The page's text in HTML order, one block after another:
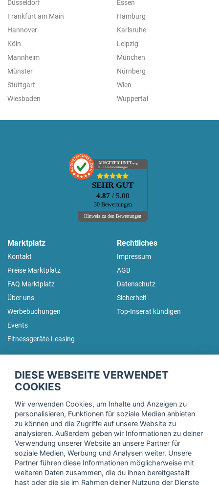
Düsseldorf
Essen
Frankfurt am Main
Hamburg
Hannover
Karlsruhe
Köln
Leipzig
Mannheim
München
Münster
Nürnberg
Stuttgart
Wien
Wiesbaden
Wuppertal
AUSGEZEICHNET.org
Kundenbewertungen
SEHR GUT
4.87 / 5.00
30 Bewertungen
Hinweis zu den Bewertungen
Marktplatz
Kontakt
Preise Marktplatz
FAQ Marktplatz
Über uns
Werbebuchungen
Events
Fitnessgeräte-Leasing
Rechtliches
Impressum
AGB
Datenschutz
Sicherheit
Top-Inserat kündigen
Trage dich hier für unseren Newsletter ein und erhalte regelmäßig
Ich stimme der Verarbeitung meiner Daten, wie in der
Einwilligungserklärungder fitnessmarkt.de services GmbH
beschrieben, zu und bestätige, dass ich das 16. Lebensjahr
vollendet habe. Ich kann diese Einwilligung jederzeit mit
DIESE WEBSEITE VERWENDET
COOKIES
Wir verwenden Cookies, um Inhalte und Anzeigen zu
personalisieren, Funktionen für soziale Medien anbieten
zu können und die Zugriffe auf unsere Website zu
analysieren. Außerdem geben wir Informationen zu deiner
Verwendung unserer Website an unsere Partner für
soziale Medien, Werbung und Analysen weiter. Unsere
Partner führen diese Informationen möglicherweise mit
weiteren Daten zusammen, die du ihnen bereitgestellt
hast oder die sie im Rahmen deiner Nutzung der Dienste